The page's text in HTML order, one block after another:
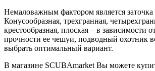
Немаловажным фактором является заточка
Конусообразная, трехгранная,
крестообразная, плоская – в зависимости
прочности ее чешуи, подводный охотник
выбрать оптимальный вариант.
В магазине SCUBAmarket Вы можете